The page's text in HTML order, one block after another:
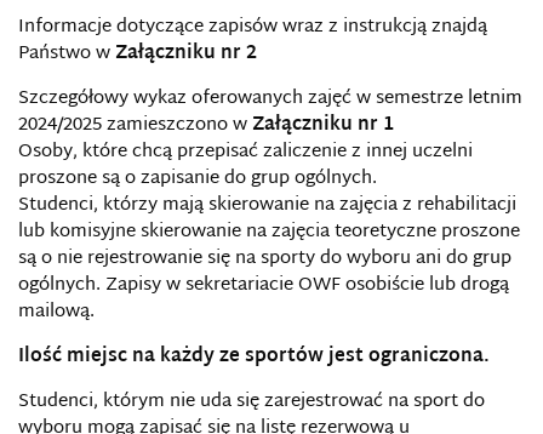
Informacje dotyczące zapisów wraz z instrukcją znajdą
Państwo wZałączniku nr 2
Szczegółowy wykaz oferowanych zajęć w semestrze letnim
2024/2025 zamieszczono wZałączniku nr 1
Osoby, które chcą przepisać zaliczenie z innej uczelni
proszone są o zapisanie do grup ogólnych.
Studenci, którzy mają skierowanie na zajęcia z rehabilitacji
lub komisyjne skierowanie na zajęcia teoretyczne proszone
są o nie rejestrowanie się na sporty do wyboru ani do grup
ogólnych. Zapisy w sekretariacie OWF osobiście lub drogą
mailową.
Ilość miejsc na każdy ze sportów jest ograniczona.
Studenci, którym nie uda się zarejestrować na sport do